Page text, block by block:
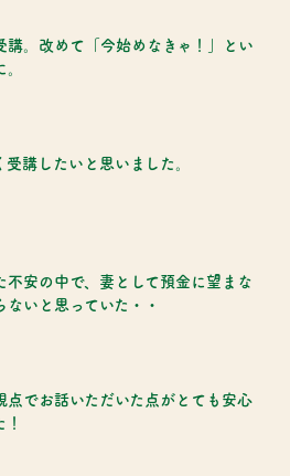
講。改めて「今始めなきゃ！」とい
受講したいと思いました。
不安の中で、妻として預金に望まな
ないと思っていた・・
点でお話いただいた点がとても安心